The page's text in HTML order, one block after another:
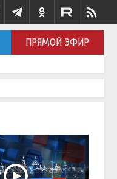
ПРЯМОЙ ЭФИР